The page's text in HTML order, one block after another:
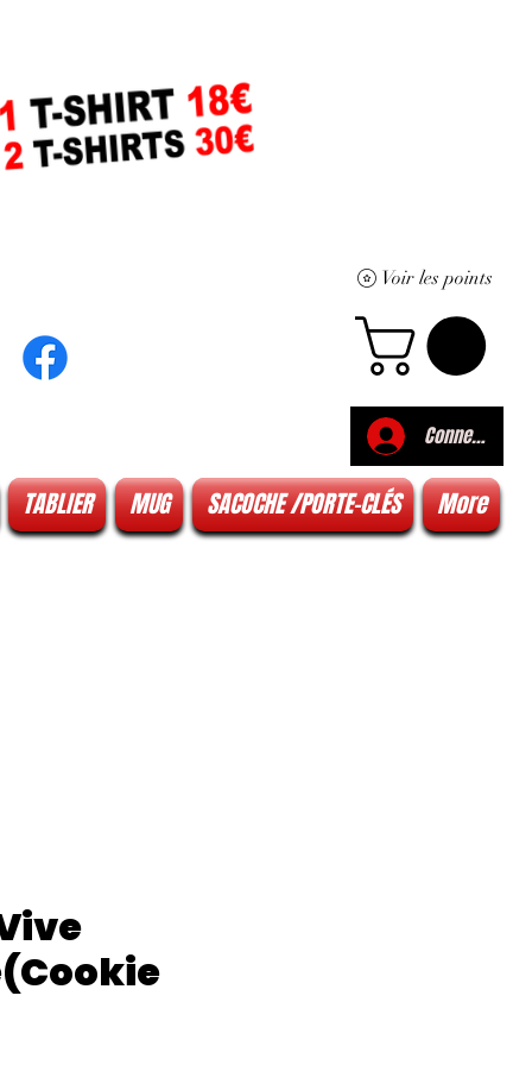
Voir les points
Connexion
TABLIER MUG SACOCHE /PORTE-CLÉS More